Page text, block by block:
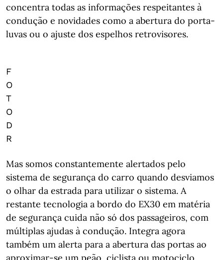
concentra todas as informações respeitantes à
condução e novidades como a abertura do porta-
luvas ou o ajuste dos espelhos retrovisores.
F
O
T
O
D
R
Mas somos constantemente alertados pelo
sistema de segurança do carro quando desviamos
o olhar da estrada para utilizar o sistema. A
restante tecnologia a bordo do EX30 em matéria
de segurança cuida não só dos passageiros, com
múltiplas ajudas à condução. Integra agora
também um alerta para a abertura das portas ao
aproximar-se um peão, ciclista ou motociclo.